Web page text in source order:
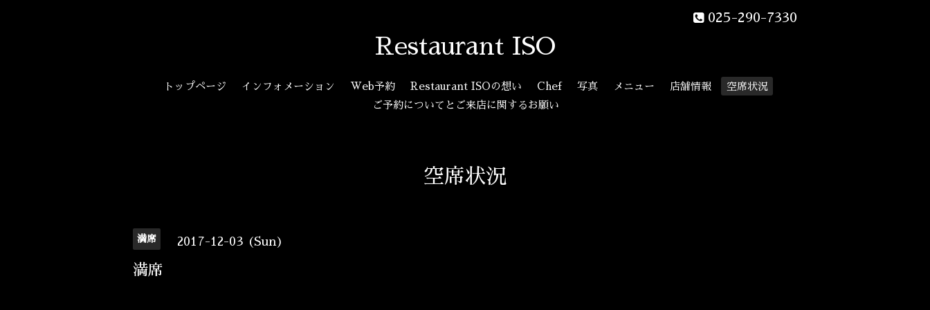
025-290-7330
Restaurant ISO
トップページ インフォメーション Web予約 Restaurant ISOの想い Chef 写真 メニュー 店舗情報
空席状況
ご予約についてとご来店に関するお願い
空席状況
満席 2017-12-03 (Sun)
満席